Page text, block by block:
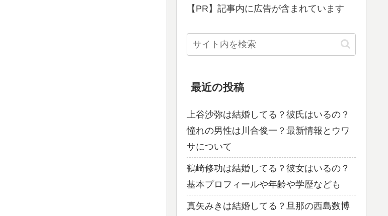
【PR】記事内に広告が含まれています
最近の投稿
上谷沙弥は結婚してる？彼氏はいるの？
憧れの男性は川合俊一？最新情報とウワ
サについて
鶴崎修功は結婚してる？彼女はいるの？
基本プロフィールや年齢や学歴なども
真矢みきは結婚してる？旦那の西島数博